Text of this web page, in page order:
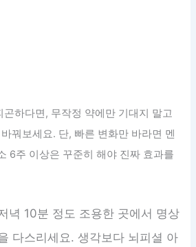
하다면, 무작정 약에만 기대지 말고
꿔보세요. 단, 빠른 변화만 바라면 멘
6주 이상은 꾸준히 해야 진짜 효과를
녁 10분 정도 조용한 곳에서 명상
다스리세요. 생각보다 뇌피셜 아